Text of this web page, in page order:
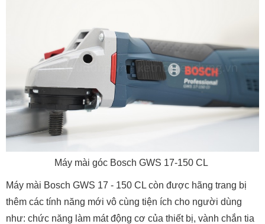
Máy mài góc Bosch GWS 17-150 CL
Máy mài Bosch GWS 17 - 150 CL còn được hãng trang bị
thêm các tính năng mới vô cùng tiện ích cho người dùng
như: chức năng làm mát động cơ của thiết bị, vành chắn tia